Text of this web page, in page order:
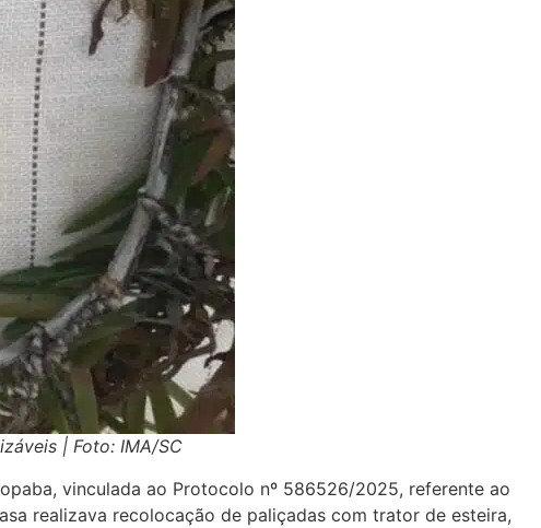
| Foto: IMA/SC
vinculada ao Protocolo nº 586526/2025, referente ao
realizava recolocação de paliçadas com trator de esteira,